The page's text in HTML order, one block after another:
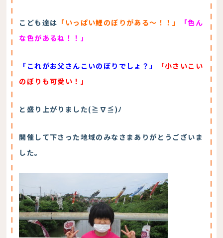
こども達は 「いっぱい鯉のぼりがある～！！」
「色ん
な色があるね！！」
「これがお父さんこいのぼりでしょ？」
「小さいこい
のぼりも可愛い！」
と盛り上がりました(≧∇≦)ﾉ
開催して下さった地域のみなさまありがとうございま
した。